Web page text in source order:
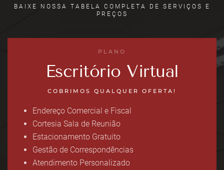
BAIXE NOSSA TABELA COMPLETA DE SERVIÇOS E
PREÇOS
PLANO
Escritório Virtual
COBRIMOS QUALQUER OFERTA!
Endereço Comercial e Fiscal
Cortesia Sala de Reunião
Estacionamento Gratuito
Gestão de Correspondências
Atendimento Personalizado